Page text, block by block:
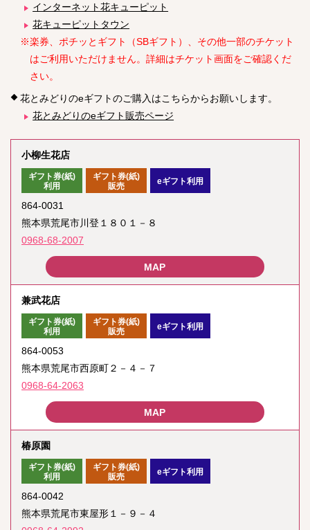
インターネット花キューピット
花キューピットタウン
※楽券、ポチッとギフト（SBギフト）、その他一部のチケット
はご利用いただけません。詳細はチケット画面をご確認くだ
さい。
花とみどりのeギフトのご購入はこちらからお願いします。
花とみどりのeギフト販売ページ
小柳生花店
ギフト券(紙)
利用
ギフト券(紙)
販売
eギフト利用
864-0031
熊本県荒尾市川登１８０１－８
0968-68-2007
兼武花店
ギフト券(紙)
利用
ギフト券(紙)
販売
eギフト利用
864-0053
熊本県荒尾市西原町２－４－７
0968-64-2063
椿原園
ギフト券(紙)
利用
ギフト券(紙)
販売
eギフト利用
864-0042
熊本県荒尾市東屋形１－９－４